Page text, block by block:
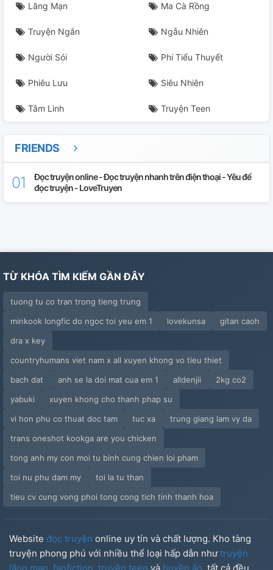
Lãng Mạn Ma Cà Rồng
Truyện Ngắn Ngẫu Nhiên
Người Sói Phi Tiểu Thuyết
Phiêu Lưu Siêu Nhiên
Tâm Linh Truyện Teen
FRIENDS
Đọc truyện online - Đọc truyện nhanh trên điện thoại - Yêu để
đọc truyện - LoveTruyen
TỪ KHÓA TÌM KIẾM GẦN ĐÂY
tuong tu co tran trong tieng trung
minkook longfic do ngoc toi yeu em 1
lovekunsa
gitan caoh
dra x key
countryhumans viet nam x all xuyen khong vo tieu thiet
bach dat
anh se la doi mat cua em 1 alldenjii
2kg co2
yabuki
xuyen khong cho thanh phap su
vi hon phu co thuat doc tam
tuc xa
trung giang lam vy da
trans oneshot kookga are you chicken
tong anh my con moi tu binh cung chien loi pham
toi nu phu dam my
toi la tu than
tieu cv cung vong phoi tong cong tich tinh thanh hoa
Website đọc truyện online uy tín và chất lượng. Kho tàng
truyện phong phú với nhiều thể loại hấp dẫn nhưtruyện